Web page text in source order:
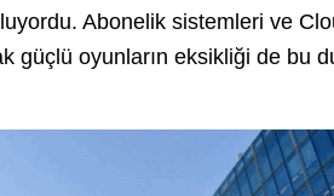
Abonelik sistemleri ve
güçlü oyunların eksikliği de bu